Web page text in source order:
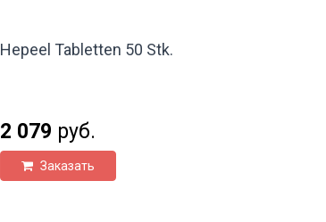
Hepeel Tabletten 50 Stk.
2 079 руб.
Заказать